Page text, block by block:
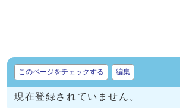
このページをチェックする 編集
現在登録されていません。